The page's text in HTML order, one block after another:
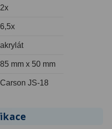
2x
6,5x
akrylát
85 mm x 50 mm
Carson JS-18